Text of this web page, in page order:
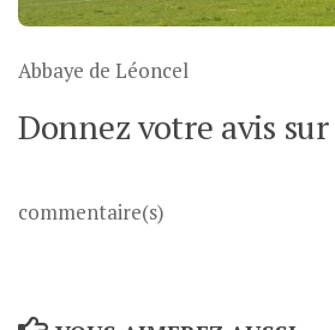
Abbaye de Léoncel
Donnez votre avis
commentaire(s)